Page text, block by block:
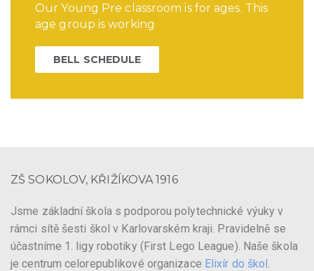
Our Young Pre classroom is for ages. This
age group is working
BELL SCHEDULE
ZŠ SOKOLOV, KŘIŽÍKOVA 1916
Jsme základní škola s podporou polytechnické výuky v
rámci sítě šesti škol v Karlovarském kraji. Pravidelně se
účastníme 1. ligy robotiky (First Lego League). Naše škola
je centrum celorepublikové organizace Elixír do škol